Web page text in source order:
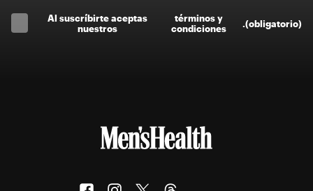
Al suscríbirte aceptas
nuestros
términos y
condiciones
(obligatorio)